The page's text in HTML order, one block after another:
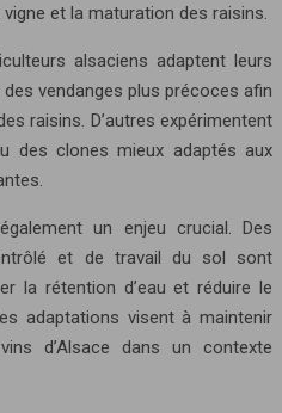
et la maturation des raisins.
alsaciens adaptent leurs
vendanges plus précoces afin
raisins. D’autres expérimentent
des clones mieux adaptés aux
un enjeu crucial. Des
et de travail du sol sont
la rétention d’eau et réduire le
adaptations visent à maintenir
d’Alsace dans un contexte